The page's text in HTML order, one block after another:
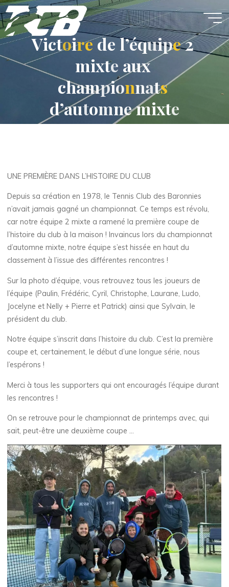
Aller
au
contenu
Victoiredel’équipe2
mixte aux
championnats
d’automnemixte
UNE PREMIÈRE DANS L’HISTOIRE DU CLUB
Depuis sa création en 1978, le Tennis Club des Baronnies
n’avait jamais gagné un championnat. Ce temps est révolu,
car notre équipe 2 mixte a ramené la première coupe de
l’histoire du club à la maison ! Invaincus lors du championnat
d’automne mixte, notre équipe s’est hissée en haut du
classement à l’issue des différentes rencontres !
Sur la photo d’équipe, vous retrouvez tous les joueurs de
l’équipe (Paulin, Frédéric, Cyril, Christophe, Laurane, Ludo,
Jocelyne et Nelly + Pierre et Patrick) ainsi que Sylvain, le
président du club.
Notre équipe s’inscrit dans l’histoire du club. C’est la première
coupe et, certainement, le début d’une longue série, nous
l’espérons !
Merci à tous les supporters qui ont encouragés l’équipe durant
les rencontres !
On se retrouve pour le championnat de printemps avec, qui
sait, peut-être une deuxième coupe …